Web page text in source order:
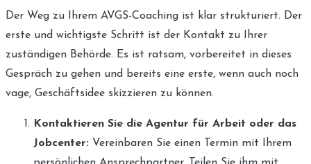
Der Weg zu Ihrem AVGS-Coaching ist klar strukturiert. Der
erste und wichtigste Schritt ist der Kontakt zu Ihrer
zuständigen Behörde. Es ist ratsam, vorbereitet in dieses
Gespräch zu gehen und bereits eine erste, wenn auch noch
vage, Geschäftsidee skizzieren zu können.
Kontaktieren Sie die Agentur für Arbeit oder das
Jobcenter: Vereinbaren Sie einen Termin mit Ihrem